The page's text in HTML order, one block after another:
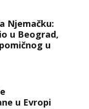
Njemačku:
u Beograd,
u
u Evropi